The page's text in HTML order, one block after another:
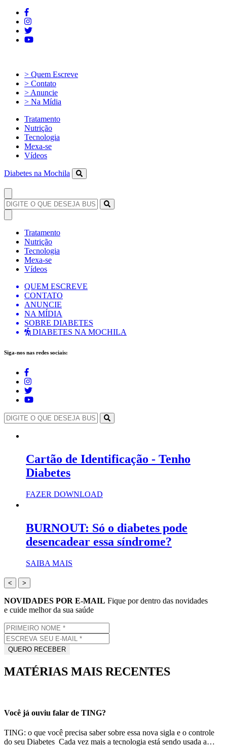
> Quem Escreve
> Contato
> Anuncie
> Na Mídia
Tratamento
Nutrição
Tecnologia
Mexa-se
Vídeos
Diabetes na Mochila
Tratamento
Nutrição
Tecnologia
Mexa-se
Vídeos
QUEM ESCREVE
CONTATO
ANUNCIE
NA MÍDIA
SOBRE DIABETES
DIABETES NA MOCHILA
Siga-nos nas redes sociais:
Cartão de Identificação - Tenho
Diabetes
FAZER DOWNLOAD
BURNOUT: Só o diabetes pode
desencadear essa síndrome?
SAIBA MAIS
< >
NOVIDADES POR E-MAIL Fique por dentro das novidades
e cuide melhor da sua saúde
MATÉRIAS MAIS RECENTES
Você já ouviu falar de TING?
TING: o que você precisa saber sobre essa nova sigla e o controle
do seu Diabetes Cada vez mais a tecnologia está sendo usada a…